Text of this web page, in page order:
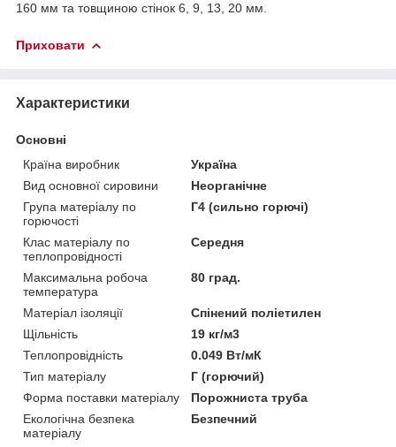
160 мм та товщиною стінок 6, 9, 13, 20 мм.
Приховати
Характеристики
Основні
Країна виробник
Україна
Вид основної сировини
Неорганічне
Група матеріалу по
горючості
Г4 (сильно горючі)
Клас матеріалу по
теплопровідності
Середня
Максимальна робоча
температура
80 град.
Матеріал ізоляції
Спінений поліетилен
Щільність
19 кг/м3
Теплопровідність
0.049 Вт/мК
Тип матеріалу
Г (горючий)
Форма поставки матеріалу
Порожниста труба
Екологічна безпека
матеріалу
Безпечний